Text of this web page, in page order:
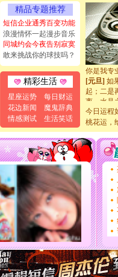
精品专题推荐
短信企业通秀百变功能
浪漫情怀一起漫步音乐
同城约会今夜告别寂寞
敢来挑战你的球技吗？
精彩生活
星座运势
每日财运
花边新闻
魔鬼辞典
情感测试
生活笑话
能正大光
天都要快
[圣诞节]
如意,快
[元旦]看
断电。爱
你是我专
[元旦] 如
起；二是
离。水晶
[元旦]当
泣，这痛
卖了。水
[春节]风
颜！冬
道一声
[春节]
传
片叶子
送你一
[圣诞节]
你太多
要平安
[圣诞节]
能正大
天都要快
[圣诞节]
如意,快
今日运程
桃花运，